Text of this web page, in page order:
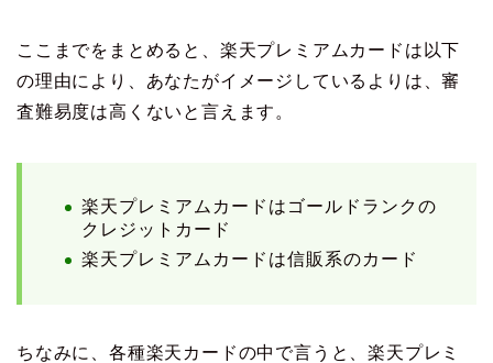
ここまでをまとめると、楽天プレミアムカードは以下
の理由により、あなたがイメージしているよりは、審
査難易度は高くないと言えます。
楽天プレミアムカードはゴールドランクの
クレジットカード
楽天プレミアムカードは信販系のカード
ちなみに、各種楽天カードの中で言うと、楽天プレミ